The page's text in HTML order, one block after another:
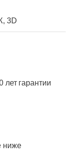
3D
лет гарантии
ниже